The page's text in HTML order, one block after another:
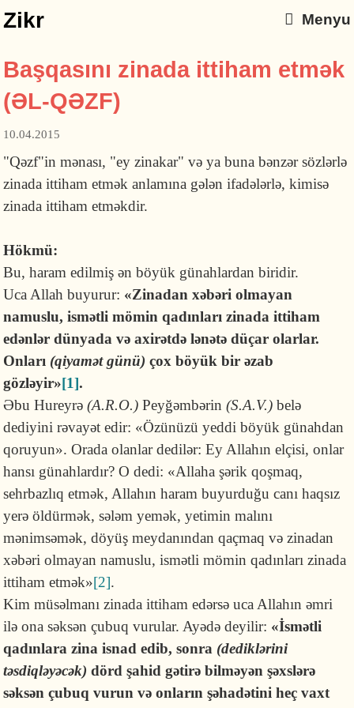
Zikr Menyu
Başqasını zinada ittiham etmək
(ƏL-QƏZF)
10.04.2015
"Qəzf"in mənası, "ey zinakar" və ya buna bənzər sözlərlə
zinada ittiham etmək anlamına gələn ifadələrlə, kimisə
zinada ittiham etməkdir.
Hökmü:
Bu, haram edilmiş ən böyük günahlardan biridir.
Uca Allah buyurur: «Zinadan xəbəri olmayan
namuslu, ismətli mömin qadınları zinada ittiham
edənlər dünyada və axirətdə lənətə düçar olarlar.
Onları (qiyamət günü) çox böyük bir əzab
gözləyir»[1].
Əbu Hureyrə(A.R.O.) Peyğəmbərin(S.A.V.) belə
dediyini rəvayət edir: «Özünüzü yeddi böyük günahdan
qoruyun». Orada olanlar dedilər: Ey Allahın elçisi, onlar
hansı günahlardır? O dedi: «Allaha şərik qoşmaq,
sehrbazlıq etmək, Allahın haram buyurduğu canı haqsız
yerə öldürmək, sələm yemək, yetimin malını
mənimsəmək, döyüş meydanından qaçmaq və zinadan
xəbəri olmayan namuslu, ismətli mömin qadınları zinada
ittiham etmək»[2].
Kim müsəlmanı zinada ittiham edərsə uca Allahın əmri
ilə ona səksən çubuq vurular. Ayədə deyilir: «İsmətli
qadınlara zina isnad edib, sonra (dediklərini
təsdiqləyəcək) dörd şahid gətirə bilməyən şəxslərə
səksən çubuq vurun və onların şəhadətini heç vaxt